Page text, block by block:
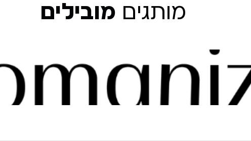
מותגים מובילים